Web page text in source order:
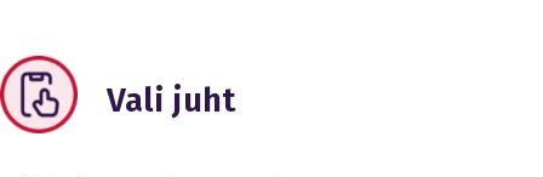
Vali juht